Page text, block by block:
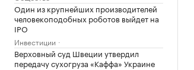
Один из крупнейших производителей
человекоподобных роботов выйдет на
IPO
Инвестиции
Верховный суд Швеции утвердил
передачу сухогруза «Каффа» Украине